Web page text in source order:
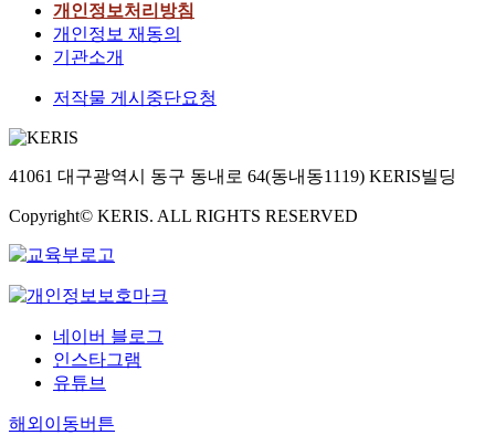
개인정보처리방침
개인정보 재동의
기관소개
저작물 게시중단요청
41061 대구광역시 동구 동내로 64(동내동1119) KERIS빌딩
Copyright© KERIS. ALL RIGHTS RESERVED
네이버 블로그
인스타그램
유튜브
해외이동버튼